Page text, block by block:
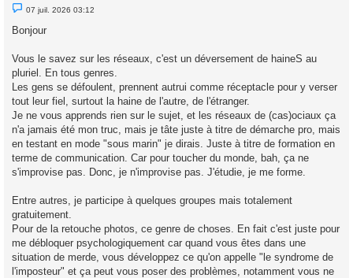
M
e
s
e
n
n
l
07 juil. 2026 03:12
Bonjour
Vous le savez sur les réseaux, c'est un déversement de haineS au
pluriel. En tous genres.
Les gens se défoulent, prennent autrui comme réceptacle pour y verser
tout leur fiel, surtout la haine de l'autre, de l'étranger.
Je ne vous apprends rien sur le sujet, et les réseaux de (cas)ociaux ça
n'a jamais été mon truc, mais je tâte juste à titre de démarche pro, mais
en testant en mode "sous marin" je dirais. Juste à titre de formation en
terme de communication. Car pour toucher du monde, bah, ça ne
s'improvise pas. Donc, je n'improvise pas. J'étudie, je me forme.
Entre autres, je participe à quelques groupes mais totalement
gratuitement.
Pour de la retouche photos, ce genre de choses. En fait c'est juste pour
me débloquer psychologiquement car quand vous êtes dans une
situation de merde, vous développez ce qu'on appelle "le syndrome de
l'imposteur" et ça peut vous poser des problèmes, notamment vous ne